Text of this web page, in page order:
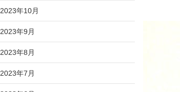
2023年10月
2023年9月
2023年8月
2023年7月